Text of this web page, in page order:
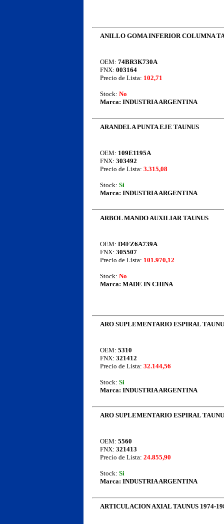
ANILLO GOMA INFERIOR COLUMNA
OEM: 74BR3K730A
FNX: 003164
Precio de Lista: 102,71
Stock: No
Marca: INDUSTRIA ARGENTINA
ARANDELA PUNTA EJE TAUNUS
OEM: 109E1195A
FNX: 303492
Precio de Lista: 3.315,08
Stock: Si
Marca: INDUSTRIA ARGENTINA
ARBOL MANDO AUXILIAR TAUNUS
OEM: D4FZ6A739A
FNX: 305507
Precio de Lista: 101.970,12
Stock: No
Marca: MADE IN CHINA
ARO SUPLEMENTARIO ESPIRAL
OEM: 5310
FNX: 321412
Precio de Lista: 32.144,56
Stock: Si
Marca: INDUSTRIA ARGENTINA
ARO SUPLEMENTARIO ESPIRAL
OEM: 5560
FNX: 321413
Precio de Lista: 24.855,90
Stock: Si
Marca: INDUSTRIA ARGENTINA
ARTICULACION AXIAL TAUNUS 1974-